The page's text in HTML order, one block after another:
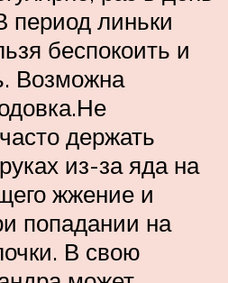
период линьки
беспокоить и
Возможна
держать
из-за яда на
жжение и
попадании на
В свою